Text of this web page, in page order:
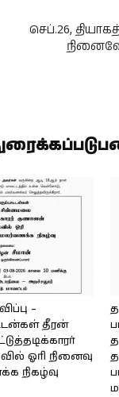
செப்.26,
–
தீரன்
ஓரி நினைவு
நிகழ்வு